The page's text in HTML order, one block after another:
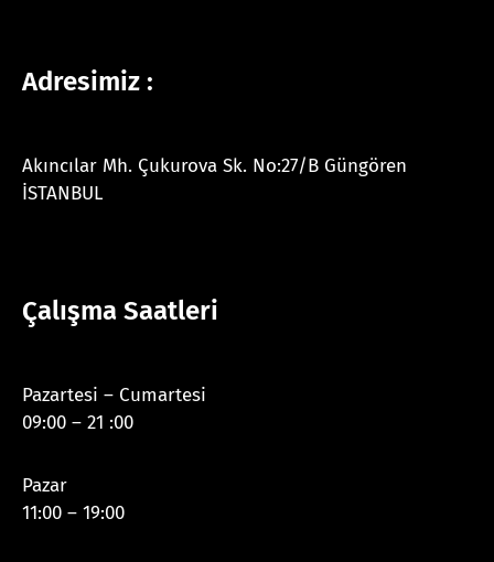
Adresimiz :
Akıncılar Mh. Çukurova Sk. No:27/B Güngören
İSTANBUL
Çalışma Saatleri
Pazartesi – Cumartesi
09:00 – 21 :00
Pazar
11:00 – 19:00